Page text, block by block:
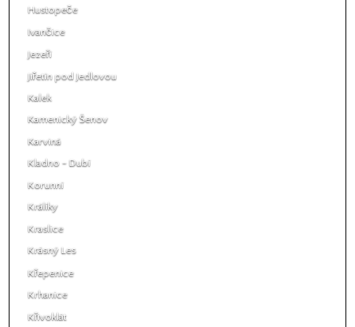
Hustopeče
Ivančice
Jezeří
Jiřetín pod Jedlovou
Kalek
Kamenický Šenov
Karviná
Kladno - Dubí
Korunní
Králíky
Kraslice
Krásný Les
Křepenice
Krhanice
Křivoklát